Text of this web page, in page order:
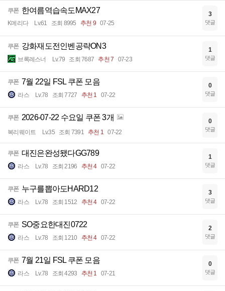
쿠폰 한여름역습속도MAX27
K메리다 Lv.61 조회 8995 추천 9 07-25
3
댓글
쿠폰 강화재도전인벤공략ON3
브록레스너 Lv.79 조회 7687 추천 7 07-23
1
댓글
쿠폰 7월 22일 FSL 쿠폰 모음
라스 Lv.78 조회 7727 추천 1 07-22
0
댓글
쿠폰 2026-07-22 수요일 쿠폰 3개
복리웨이트 Lv.35 조회 7391 추천 1 07-22
0
댓글
쿠폰 대진은완성됐다GG789
라스 Lv.78 조회 2196 추천 4 07-22
1
댓글
쿠폰 누구를뽑아도HARD12
라스 Lv.78 조회 1512 추천 4 07-22
3
댓글
쿠폰 SO중요한대진0722
라스 Lv.78 조회 1210 추천 4 07-22
2
댓글
쿠폰 7월 21일 FSL 쿠폰 모음
라스 Lv.78 조회 4293 추천 1 07-21
0
댓글